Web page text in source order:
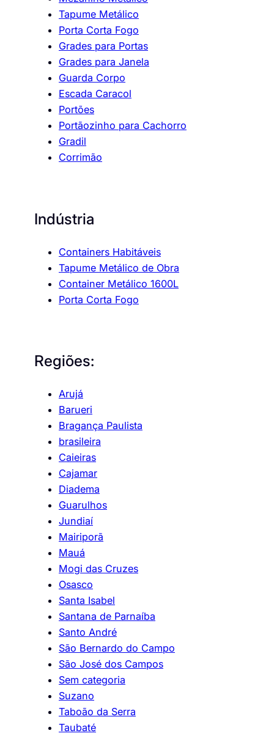
Tapume Metálico
Porta Corta Fogo
Grades para Portas
Grades para Janela
Guarda Corpo
Escada Caracol
Portões
Portãozinho para Cachorro
Gradil
Corrimão
Indústria
Containers Habitáveis
Tapume Metálico de Obra
Container Metálico 1600L
Porta Corta Fogo
Regiões:
Arujá
Barueri
Bragança Paulista
brasileira
Caieiras
Cajamar
Diadema
Guarulhos
Jundiaí
Mairiporã
Mauá
Mogi das Cruzes
Osasco
Santa Isabel
Santana de Parnaíba
Santo André
São Bernardo do Campo
São José dos Campos
Sem categoria
Suzano
Taboão da Serra
Taubaté